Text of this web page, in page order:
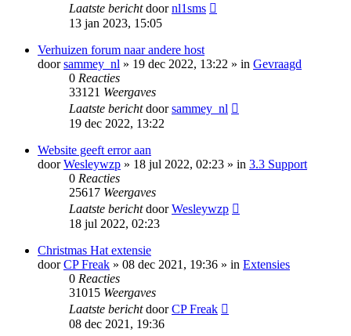
Laatste berichtdoornl1sms
13 jan 2023, 15:05
Verhuizen forum naar andere host
doorsammey_nl » 19 dec 2022, 13:22 » in Gevraagd
0 Reacties
33121 Weergaves
Laatste berichtdoorsammey_nl
19 dec 2022, 13:22
Website geeft error aan
doorWesleywzp » 18 jul 2022, 02:23 » in 3.3 Support
0 Reacties
25617 Weergaves
Laatste berichtdoorWesleywzp
18 jul 2022, 02:23
Christmas Hat extensie
doorCP Freak » 08 dec 2021, 19:36 » in Extensies
0 Reacties
31015 Weergaves
Laatste berichtdoorCP Freak
08 dec 2021, 19:36